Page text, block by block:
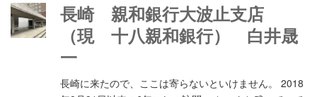
長崎 親和銀行大波止支店
（現 十八親和銀行） 白井晟
一
長崎に来たので、ここは寄らないといけません。 2018